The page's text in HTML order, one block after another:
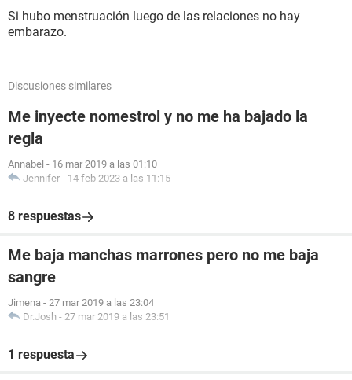
Si hubo menstruación luego de las relaciones no hay
embarazo.
Discusiones similares
Me inyecte nomestrol y no me ha bajado la
regla
Annabel - 16 mar 2019 a las 01:10
Jennifer - 14 feb 2023 a las 11:15
8 respuestas
Me baja manchas marrones pero no me baja
sangre
Jimena - 27 mar 2019 a las 23:04
Dr.Josh - 27 mar 2019 a las 23:51
1 respuesta